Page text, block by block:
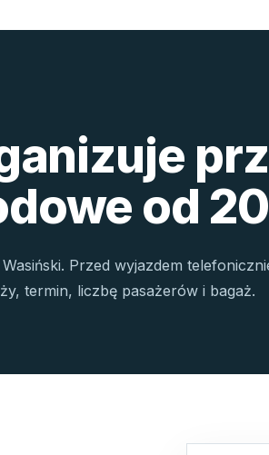
od
Przed wyjazdem
termin, liczbę pasażerów i bagaż.